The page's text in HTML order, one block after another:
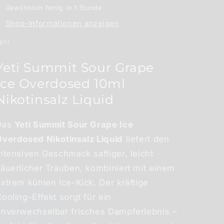
Gewöhnlich fertig in 1 Stunde
Shop-Informationen anzeigen
Summit Sour Grape
Overdosed 10ml
Liquid
Yeti Summit Sour Grape Ice
Nikotinsalz Liquid
liefert den
intensiven Geschmack saftiger, leicht
Trauben, kombiniert mit einem
kühlen Ice-Kick. Der kräftige
Effekt sorgt für ein
frisches Dampferlebnis –